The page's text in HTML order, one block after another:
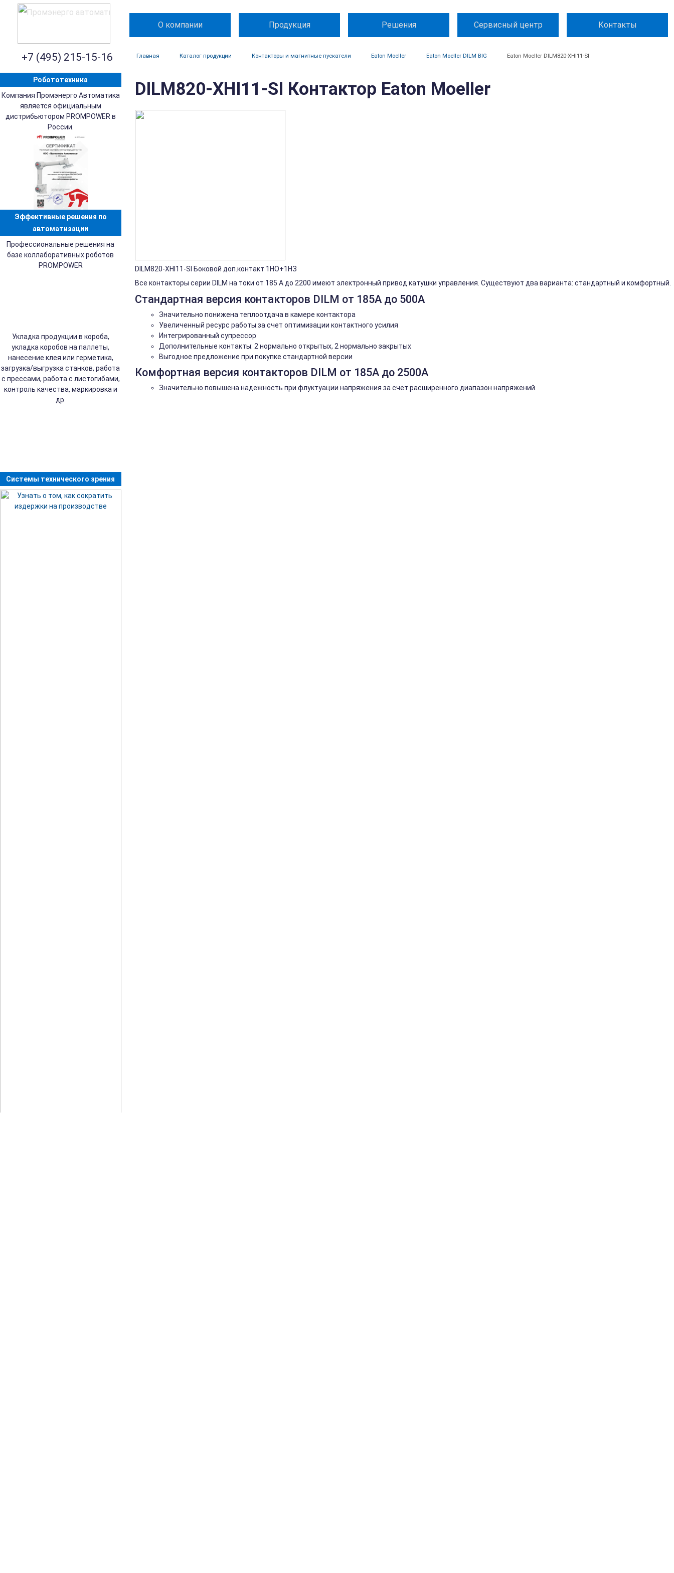
О компании Продукция Решения Сервисный центр Контакты
+7 (495) 215-15-16 Главная Каталог продукции Контакторы и магнитные пускатели Eaton Moeller Eaton Moeller DILM BIG Eaton Moeller DILM820-XHI11-SI
Робототехника
Компания Промэнерго Автоматика
является официальным
дистрибьютором PROMPOWER в
России.
Эффективные решения по
автоматизации
Профессиональные решения на
базе коллаборативных роботов
PROMPOWER
Укладка продукции в короба,
укладка коробов на паллеты,
нанесение клея или герметика,
загрузка/выгрузка станков, работа
с прессами, работа с листогибами,
контроль качества, маркировка и
др.
Системы технического зрения
DILM820-XHI11-SI Контактор Eaton Moeller
DILM820-XHI11-SI Боковой доп.контакт 1НО+1НЗ
Все контакторы серии DILM на токи от 185 A до 2200 имеют электронный привод катушки управления. Существуют два варианта: стандартный и комфортный.
Стандартная версия контакторов DILM от 185А до 500А
Значительно понижена теплоотдача в камере контактора
Увеличенный ресурс работы за счет оптимизации контактного усилия
Интегрированный супрессор
Дополнительные контакты: 2 нормально открытых, 2 нормально закрытых
Выгодное предложение при покупке стандартной версии
Комфортная версия контакторов DILM от 185А до 2500А
Значительно повышена надежность при флуктуации напряжения за счет расширенного диапазон напряжений.